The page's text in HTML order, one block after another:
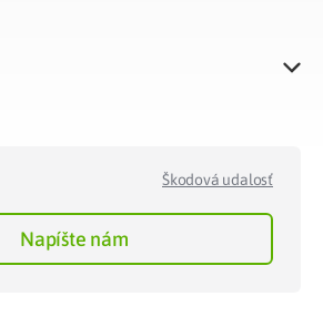
Škodová udalosť
Napíšte nám